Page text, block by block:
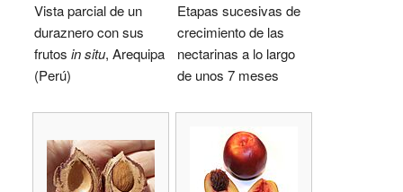
Vista parcial de un
duraznero con sus
frutos in situ, Arequipa
(Perú)
Etapas sucesivas de
crecimiento de las
nectarinas a lo largo
de unos 7 meses